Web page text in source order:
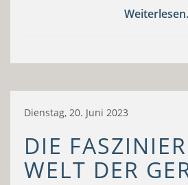
Dienstag, 20. Juni 2023
DIE
WELT DER